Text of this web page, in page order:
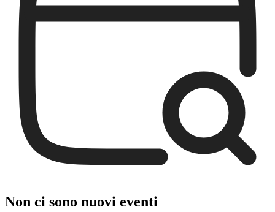
Non ci sono nuovi eventi